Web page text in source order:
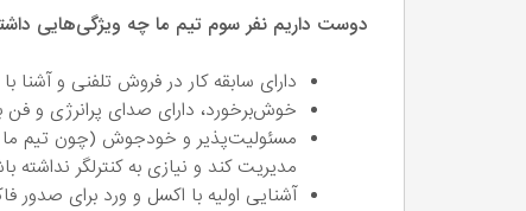
دوست داریم نفر سوم تیم ما چه ویژگی‌هایی
دارای سابقه کار در فروش تلفنی و آشنا
خوش‌برخورد، دارای صدای پرانرژی و
مسئولیت‌پذیر و خودجوش (چون تیم
مدیریت کند و نیازی به کنترلگر نداشته
آشنایی اولیه با اکسل و ورد برای صدور